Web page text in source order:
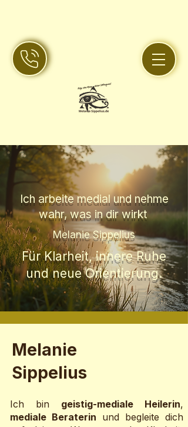
Ich arbeite medial und nehme
wahr, was in dir wirkt
Melanie Sippelius
Für Klarheit, innere Ruhe
und neue Orientierung.
Melanie
Sippelius
Ich bin geistig-mediale Heilerin,
mediale Beraterin und begleite dich